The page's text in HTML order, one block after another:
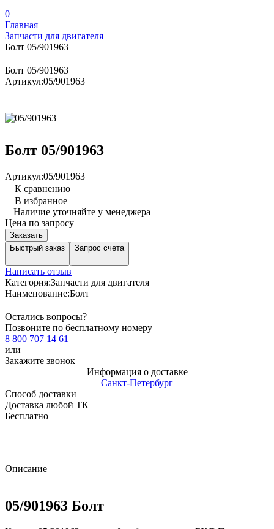
0
Главная
Запчасти для двигателя
Болт 05/901963
Болт 05/901963
Артикул:05/901963
Болт 05/901963
Артикул:05/901963
К сравнению
В избранное
Наличие уточняйте у менеджера
Цена по запросу
Заказать
Быстрый заказ
Запрос счета
Написать отзыв
Категория:Запчасти для двигателя
Наименование:Болт
Остались вопросы?
Позвоните по бесплатному номеру
8 800 707 14 61
или
Закажите звонок
Информация о доставке
Санкт-Петербург
Способ доставки
Доставка любой ТК
Бесплатно
Описание
05/901963 Болт